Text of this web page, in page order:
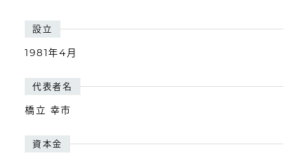
設立
1981年4月
代表者名
橋立 幸市
資本金